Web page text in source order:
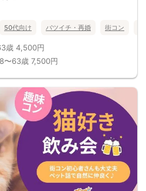
50代向け バツイチ・再婚 街コン
歳 4,500円
〜63歳 7,500円